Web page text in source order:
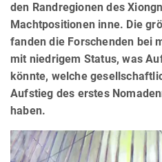
den Randregionen des
Machtpositionen inne. Die
fanden die Forschenden bei
mit niedrigem Status, was
könnte, welche
Aufstieg des erstes
haben.